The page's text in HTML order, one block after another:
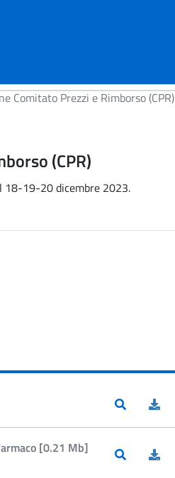
Comitato Prezzi e Rimborso (CPR)
(CPR)
18-19-20 dicembre 2023.
[0.21 Mb]